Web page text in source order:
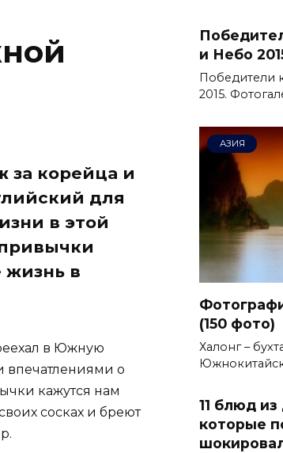
за корейца и
для
в этой
жизнь в
в Южную
впечатлениями о
кажутся нам
сосках и бреют
и Небо
Победители
2015.
АЗИЯ
(150 фото)
Халонг –
11 блюд из
которые